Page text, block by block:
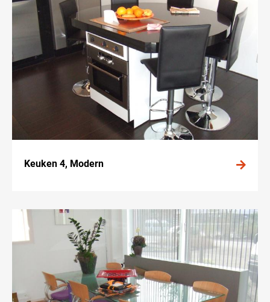
Keuken 4, Modern